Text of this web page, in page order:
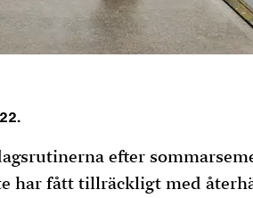
efter
har fått tillräckligt med